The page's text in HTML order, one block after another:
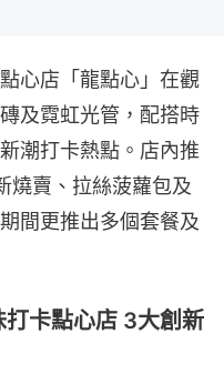
心店「龍點心」在觀
及霓虹光管，配搭時
潮打卡熱點。店內推
燒賣、拉絲菠蘿包及
間更推出多個套餐及
卡點心店 3大創新